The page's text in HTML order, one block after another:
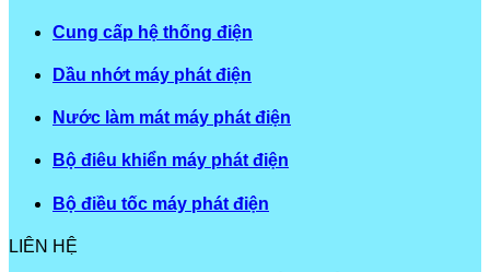
Cung cấp hệ thống điện
Dầu nhớt máy phát điện
Nước làm mát máy phát điện
Bộ điêu khiển máy phát điện
Bộ điều tốc máy phát điện
LIÊN HỆ